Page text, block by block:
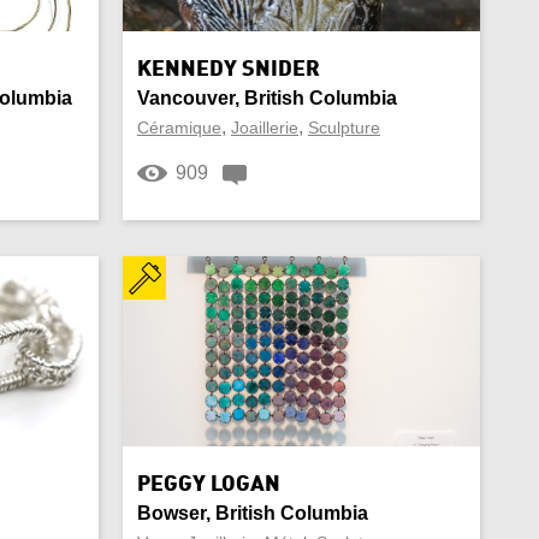
Actualiser les résultats
Annuler
Chandelle
Commode
Cuivre
Durable
Homme
Laine
Or
Utiliser emplacement actuel
Actualiser les résultats
Annuler
KENNEDY SNIDER
Vancouver, British Columbia
Céramique, Joaillerie, Sculpture
909
PEGGY LOGAN
Bowser, British Columbia